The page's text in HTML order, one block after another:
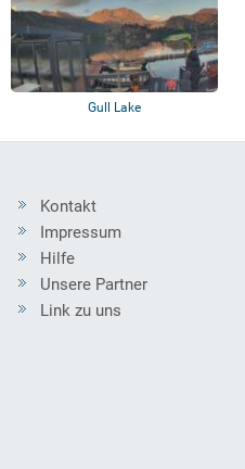
Gull Lake
Kontakt
Impressum
Hilfe
Unsere Partner
Link zu uns